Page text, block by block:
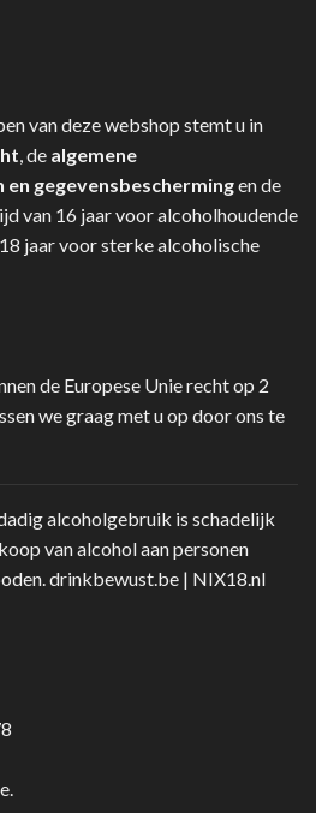
van deze webshop stemt u in
, de algemene
gegevensbeschermingen de
van 16 jaar voor alcoholhoudende
jaar voor sterke alcoholische
de Europese Unie recht op 2
we graag met u op door ons te
alcoholgebruik is schadelijk
van alcohol aan personen
drinkbewust.be | NIX18.nl